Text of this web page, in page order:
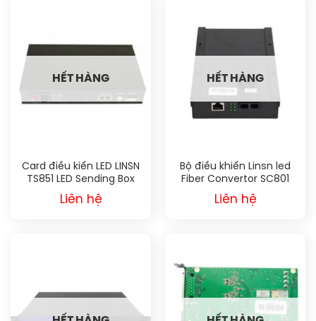
HẾT HÀNG
Card điều kiển LED LINSN
TS851 LED Sending Box
Liên hệ
HẾT HÀNG
Bộ điều khiển Linsn led
Fiber Convertor SC801
Liên hệ